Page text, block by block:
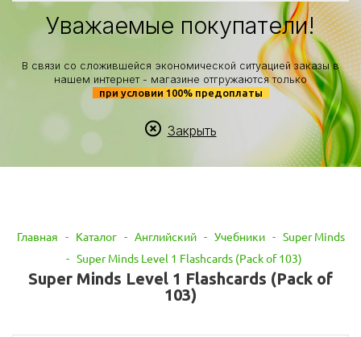
Уважаемые покупатели!
В связи со сложившейся экономической ситуацией заказы в
нашем интернет - магазине отгружаются только
при условии 100% предоплаты
Закрыть
Главная - Каталог - Английский - Учебники - Super Minds
- Super Minds Level 1 Flashcards (Pack of 103)
Super Minds Level 1 Flashcards (Pack of
103)